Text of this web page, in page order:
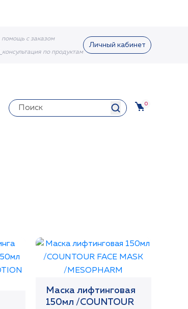
помощь с заказом
консультация по продуктам
Личный кабинет
0
Маска лифтинговая
150мл /COUNTOUR